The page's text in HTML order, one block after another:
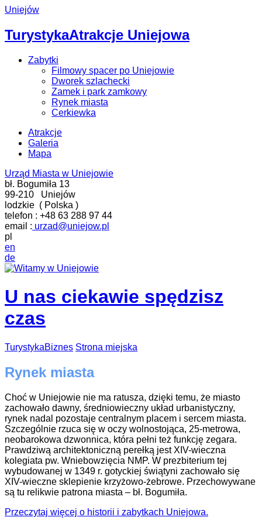
Uniejów
TurystykaAtrakcje Uniejowa
Zabytki
Filmowy spacer po Uniejowie
Dworek szlachecki
Zamek i park zamkowy
Rynek miasta
Cerkiewka
Atrakcje
Galeria
Mapa
Urząd Miasta w Uniejowie
bł. Bogumiła 13
99-210
Uniejów
lodzkie ( Polska )
telefon : +48 63 288 97 44
email : urzad@uniejow.pl
pl
en
de
U nas ciekawie spędzisz
czas
TurystykaBiznes Strona miejska
Rynek miasta
Choć w Uniejowie nie ma ratusza, dzięki temu, że miasto
zachowało dawny, średniowieczny układ urbanistyczny,
rynek nadal pozostaje centralnym placem i sercem miasta.
Szczególnie rzuca się w oczy wolnostojąca, 25-metrowa,
neobarokowa dzwonnica, która pełni też funkcję zegara.
Prawdziwą architektoniczną perełką jest XIV-wieczna
kolegiata pw. Wniebowzięcia NMP. W prezbiterium tej
wybudowanej w 1349 r. gotyckiej świątyni zachowało się
XIV-wieczne sklepienie krzyżowo-żebrowe. Przechowywane
są tu relikwie patrona miasta – bł. Bogumiła.
Przeczytaj więcej o historii i zabytkach Uniejowa.